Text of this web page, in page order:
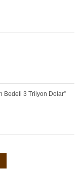
Bedeli 3 Trilyon Dolar”